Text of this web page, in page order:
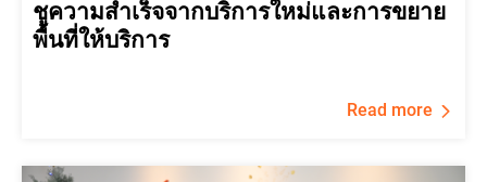
ชูความสำเร็จจากบริการใหม่และการขยาย
พื้นที่ให้บริการ
Read more